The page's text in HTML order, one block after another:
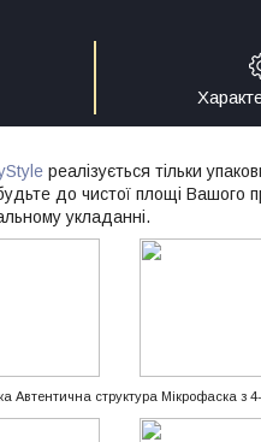
реалізується тільки
до чистої площі Вашого
укладанні.
Автентична структура Мікрофаска з